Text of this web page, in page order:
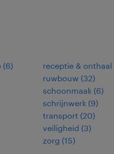
(6)
receptie & onthaal
ruwbouw (32)
schoonmaak (6)
schrijnwerk (9)
transport (20)
veiligheid (3)
zorg (15)